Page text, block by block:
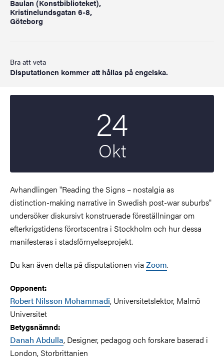
Baulan (Konstbiblioteket),
Kristinelundsgatan 6-8,
Göteborg
Bra att veta
Disputationen kommer att hållas på engelska.
24
Okt
Avhandlingen "Reading the Signs – nostalgia as
distinction-making narrative in Swedish post-war suburbs"
undersöker diskursivt konstruerade föreställningar om
efterkrigstidens förortscentra i Stockholm och hur dessa
manifesteras i stadsförnyelseprojekt.
Du kan även delta på disputationen via Zoom.
Opponent:
Robert Nilsson Mohammadi, Universitetslektor, Malmö
Universitet
Betygsnämnd:
Danah Abdulla, Designer, pedagog och forskare baserad i
London, Storbrittanien